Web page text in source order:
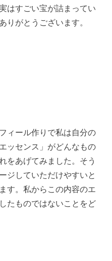
はすごい宝が詰まってい
りがとうございます。
ィール作りで私は自分の
ッセンス」がどんなもの
をあげてみました。そう
ジしていただけやすいと
す。私からこの内容のエ
たものではないことをど